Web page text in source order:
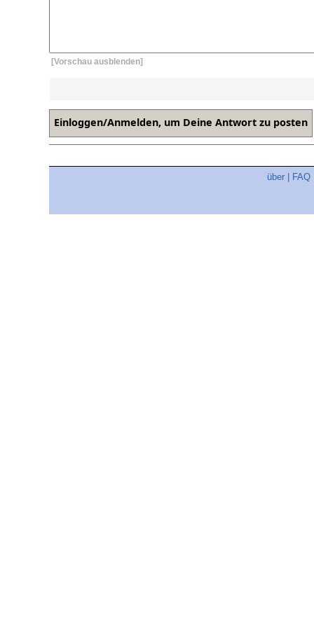
[Vorschau ausblenden]
über FAQ